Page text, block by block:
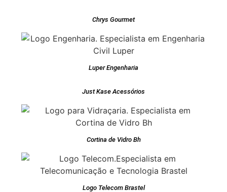
Chrys Gourmet
Luper Engenharia
Just Kase Acessórios
Cortina de Vidro Bh
Logo Telecom Brastel